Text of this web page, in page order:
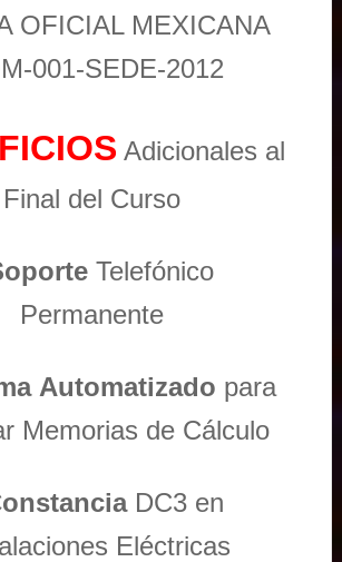
OFICIAL MEXICANA
001-SEDE-2012
Adicionales al
Final del Curso
Telefónico
Permanente
Automatizado para
Memorias de Cálculo
DC3 en
Eléctricas